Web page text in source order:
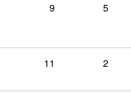
9 5
11 2